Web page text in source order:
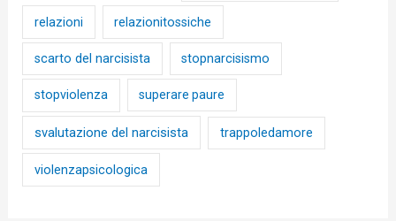
relazioni relazionitossiche
scarto del narcisista stopnarcisismo
stopviolenza superare paure
svalutazione del narcisista trappoledamore
violenzapsicologica